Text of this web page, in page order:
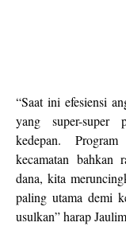
“Saat ini efesiensi
yang super-super
kedepan.
kecamatan bahkan
dana, kita
paling utama demi
usulkan” harap